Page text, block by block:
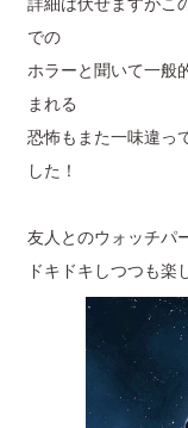
での
ホラーと聞いて一般
まれる
恐怖もまた一味違っ
した！
友人とのウォッチパ
ドキドキしつつも楽